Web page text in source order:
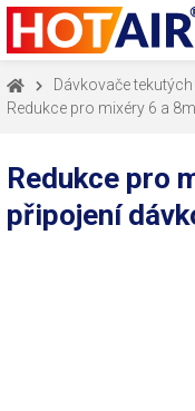
Dávkovače
Redukce pro mixéry 6 a
Redukce pro
připojení